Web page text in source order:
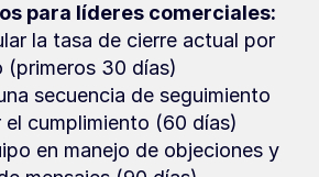
para líderes comerciales:
(primeros 30 días)
el cumplimiento (60 días)